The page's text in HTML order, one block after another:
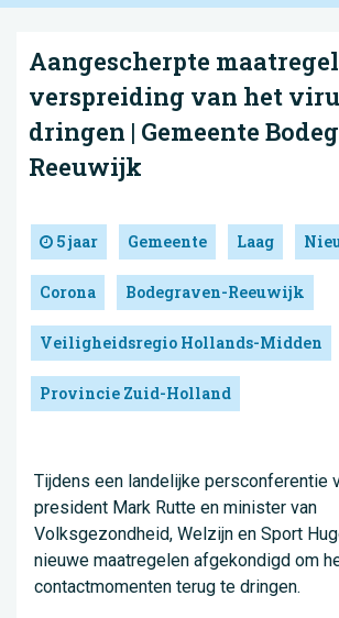
Aangescherpte
verspreiding van het
dringen | Gemeente
Reeuwijk
5 jaar Gemeente Laag
Corona Bodegraven-Reeuwijk
Veiligheidsregio Hollands-Midden
Provincie Zuid-Holland
Tijdens een landelijke persconferentie
president Mark Rutte en minister van
Volksgezondheid, Welzijn en Sport
nieuwe maatregelen afgekondigd om
contactmomenten terug te dringen.